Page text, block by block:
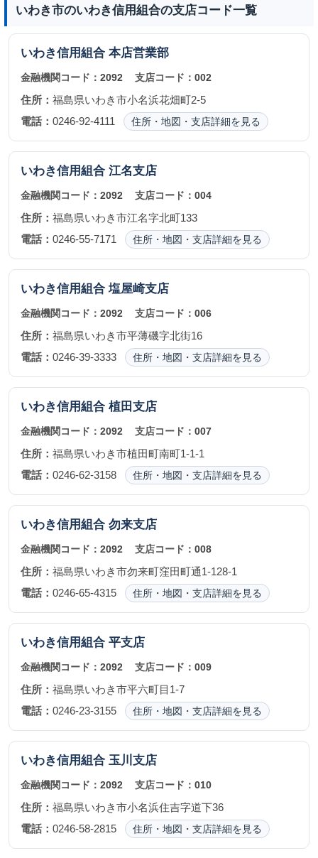
いわき市のいわき信用組合の支店コード一覧
いわき信用組合 本店営業部
金融機関コード： 2092 支店コード：002
住所： 福島県いわき市小名浜花畑町2-5
電話： 0246-92-4111 住所・地図・支店詳細を見る
いわき信用組合 江名支店
金融機関コード： 2092 支店コード：004
住所： 福島県いわき市江名字北町133
電話： 0246-55-7171 住所・地図・支店詳細を見る
いわき信用組合 塩屋崎支店
金融機関コード： 2092 支店コード：006
住所： 福島県いわき市平薄磯字北街16
電話： 0246-39-3333 住所・地図・支店詳細を見る
いわき信用組合 植田支店
金融機関コード： 2092 支店コード：007
住所： 福島県いわき市植田町南町1-1-1
電話： 0246-62-3158 住所・地図・支店詳細を見る
いわき信用組合 勿来支店
金融機関コード： 2092 支店コード：008
住所： 福島県いわき市勿来町窪田町通1-128-1
電話： 0246-65-4315 住所・地図・支店詳細を見る
いわき信用組合 平支店
金融機関コード： 2092 支店コード：009
住所： 福島県いわき市平六町目1-7
電話： 0246-23-3155 住所・地図・支店詳細を見る
いわき信用組合 玉川支店
金融機関コード： 2092 支店コード：010
住所： 福島県いわき市小名浜住吉字道下36
電話： 0246-58-2815 住所・地図・支店詳細を見る